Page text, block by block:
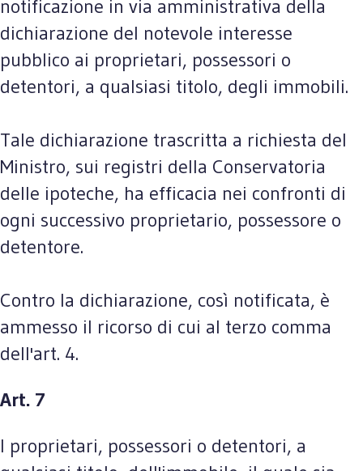
notificazione in via amministrativa della
dichiarazione del notevole interesse
pubblico ai proprietari, possessori o
detentori, a qualsiasi titolo, degli immobili.
Tale dichiarazione trascritta a richiesta del
Ministro, sui registri della Conservatoria
delle ipoteche, ha efficacia nei confronti di
ogni successivo proprietario, possessore o
detentore.
Contro la dichiarazione, così notificata, è
ammesso il ricorso di cui al terzo comma
dell'art. 4.
Art. 7
I proprietari, possessori o detentori, a